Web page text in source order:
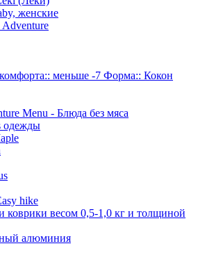
женские
меньше -7 Форма:: Кокон
Menu - Блюда без мяса
одежды
hike
коврики весом 0,5-1,0 кг и толщиной
алюминия